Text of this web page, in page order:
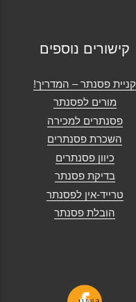
קישורים נוספים
קניית פסנתר – המדריך!
מורים לפסנתר
פסנתרים למכירה
השכרת פסנתרים
כיוון פסנתרים
בדיקת פסנתר
טרייד-אין לפסנתר
הובלת פסנתר